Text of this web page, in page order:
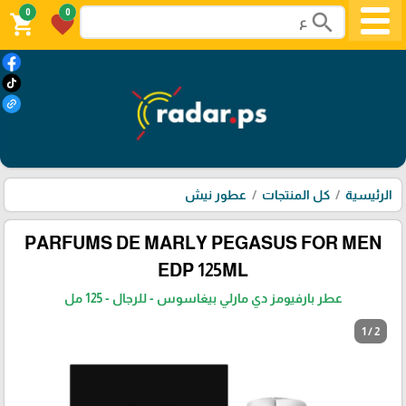
search
0
favorite
0
shopping_cart
الرئيسية كل المنتجات عطور نيش
PARFUMS DE MARLY PEGASUS FOR MEN
EDP 125ML
عطر بارفيومز دي مارلي بيغاسوس - للرجال - 125 مل
1 / 2